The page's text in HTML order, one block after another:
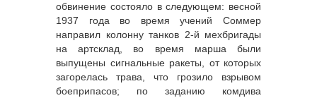
обвинение состояло в следующем: весной
1937 года во время учений Соммер
направил колонну танков 2-й мехбригады
на артсклад, во время марша были
выпущены сигнальные ракеты, от которых
загорелась трава, что грозило взрывом
боеприпасов; по заданию комдива